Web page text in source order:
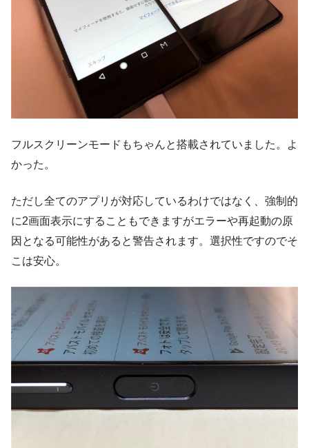
フルスクリーンモードもちゃんと搭載されていました。よ
かった。
ただし全てのアプリが対応しているわけではなく、強制的
に2画面表示にすることもできますがエラーや再起動の原
因となる可能性があると警告されます。選択性ですのでそ
こは安心。